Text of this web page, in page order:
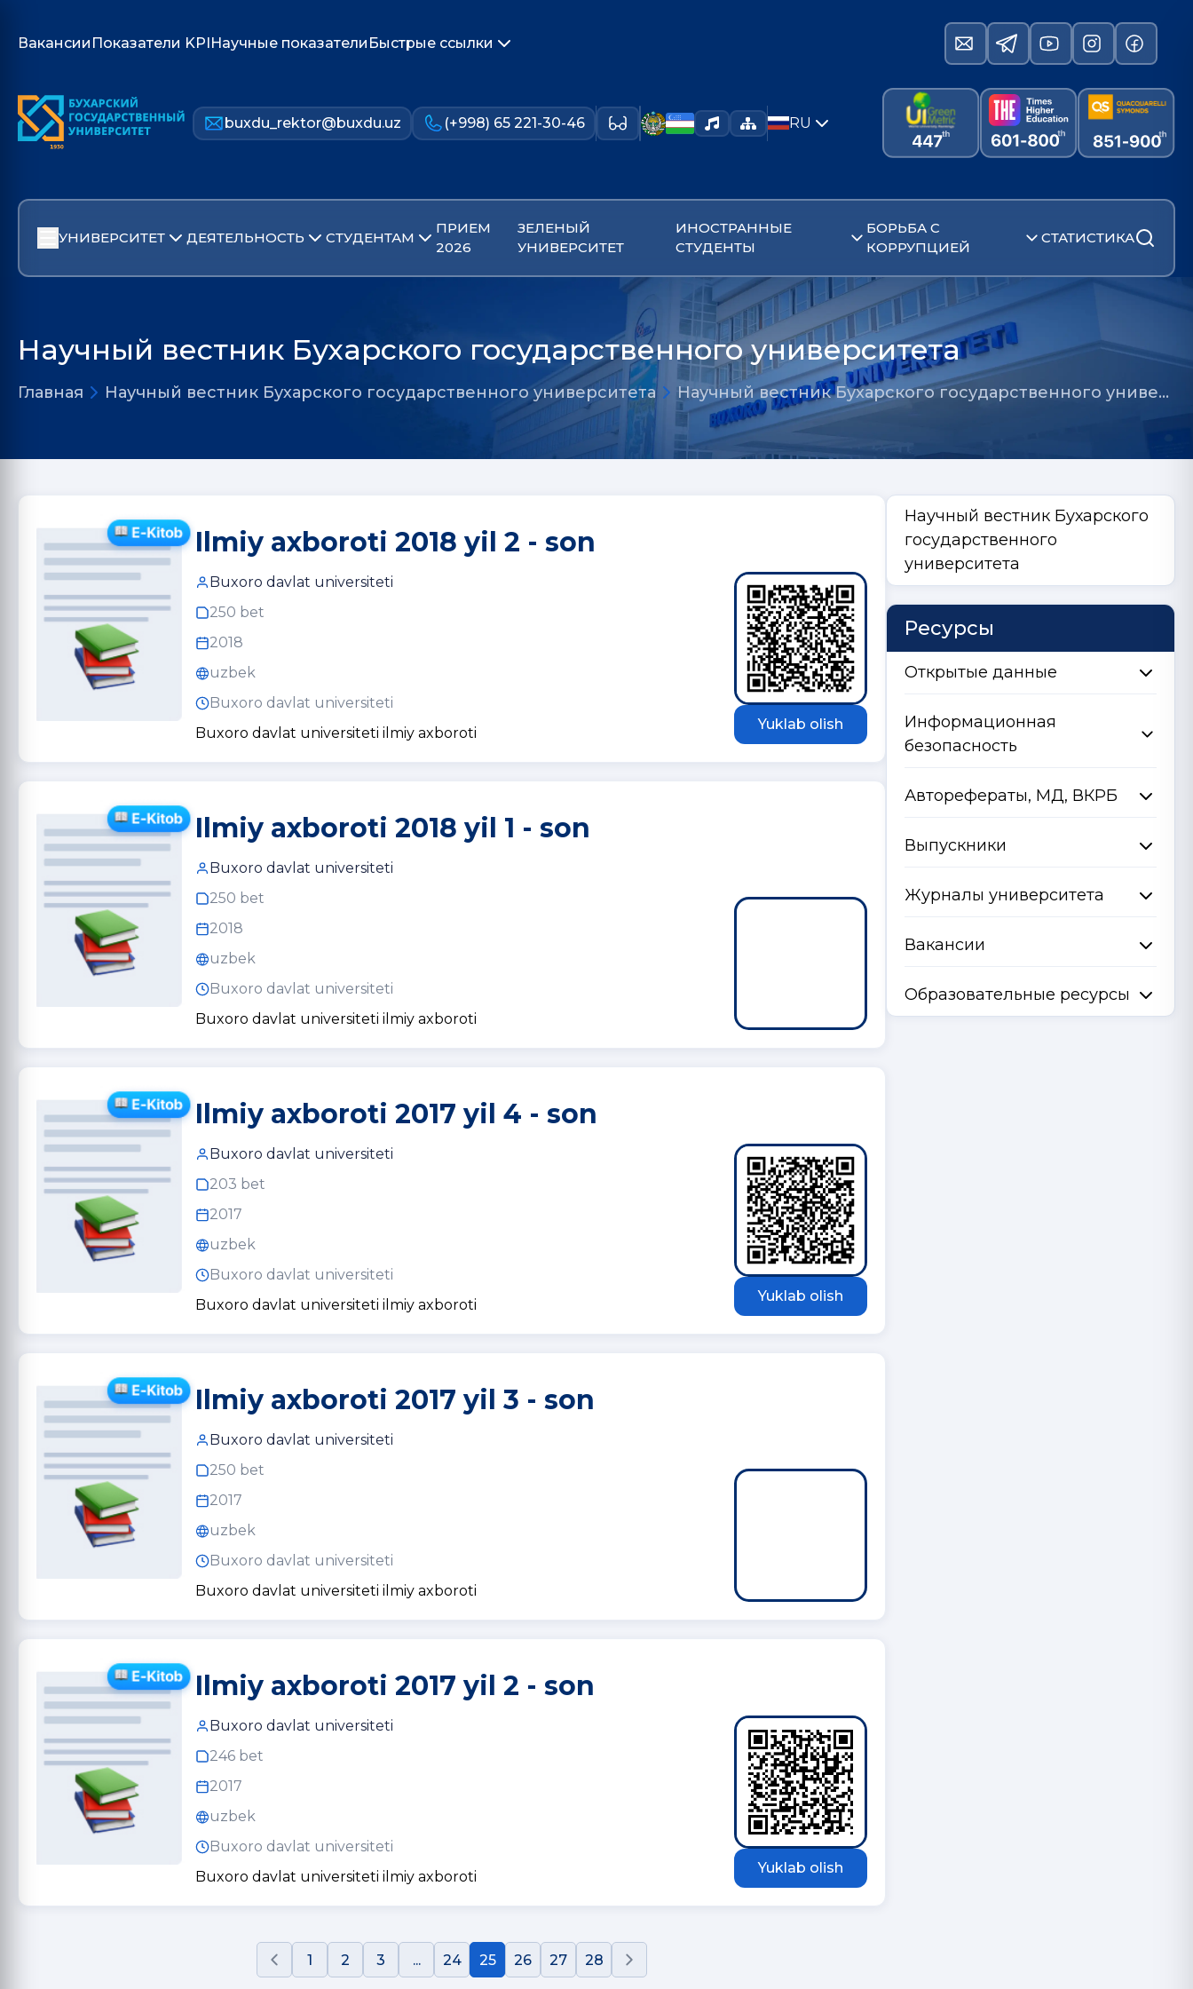
Вакансии Показатели KPIНаучные показатели Быстрые ссылки
buxdu_rektor@buxdu.uz (+998) 65 221-30-46 RU
УНИВЕРСИТЕТ ДЕЯТЕЛЬНОСТЬ СТУДЕНТАМ
ПРИЕМ
2026
ЗЕЛЕНЫЙ
УНИВЕРСИТЕТ
ИНОСТРАННЫЕ
СТУДЕНТЫ
БОРЬБА С
КОРРУПЦИЕЙ
СТАТИСТИКА
Научный вестник Бухарского государственного университета
Главная Научный вестник Бухарского государственного университета Научный вестник Бухарского государственного униве…
Ilmiy axboroti 2018 yil 2 - son
Buxoro davlat universiteti
250 bet
2018
uzbek
Buxoro davlat universiteti
Buxoro davlat universiteti ilmiy axboroti
Yuklab olish
Ilmiy axboroti 2018 yil 1 - son
Buxoro davlat universiteti
250 bet
2018
uzbek
Buxoro davlat universiteti
Buxoro davlat universiteti ilmiy axboroti
Ilmiy axboroti 2017 yil 4 - son
Buxoro davlat universiteti
203 bet
2017
uzbek
Buxoro davlat universiteti
Buxoro davlat universiteti ilmiy axboroti
Yuklab olish
Ilmiy axboroti 2017 yil 3 - son
Buxoro davlat universiteti
250 bet
2017
uzbek
Buxoro davlat universiteti
Buxoro davlat universiteti ilmiy axboroti
Ilmiy axboroti 2017 yil 2 - son
Buxoro davlat universiteti
246 bet
2017
uzbek
Buxoro davlat universiteti
Buxoro davlat universiteti ilmiy axboroti
Yuklab olish
1 2 3 ... 24 25 26 27 28
Научный вестник Бухарского
государственного
университета
Ресурсы
Открытые данные
Информационная
безопасность
Авторефераты, МД, ВКРБ
Выпускники
Журналы университета
Вакансии
Образовательные ресурсы